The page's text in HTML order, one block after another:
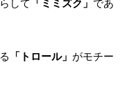
して 「ミミズク」 であ
「トロール」 がモチー